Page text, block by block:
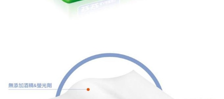
３．未成年的使用者請事先徵得法定代理人或監護人之同意方可使用
「AFTEE先享後付」，若未經同意申辦者引起之損失，本公司不負相關責
４．使用「AFTEE先享後付」時，將依據個別帳號之用戶狀況，依本公司即
時審查核予不同之上限額度；若仍有額度不足之情形，本公司將視審查結果